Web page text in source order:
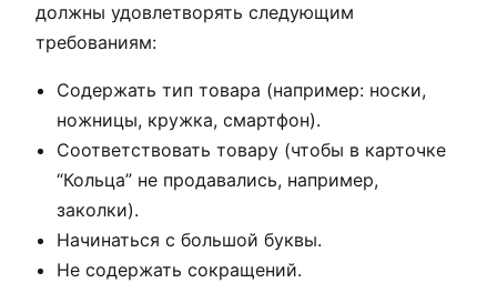
должны удовлетворять следующим
требованиям:
Содержать тип товара (например: носки,
ножницы, кружка, смартфон).
Соответствовать товару (чтобы в карточке
“Кольца” не продавались, например,
заколки).
Начинаться с большой буквы.
Не содержать сокращений.